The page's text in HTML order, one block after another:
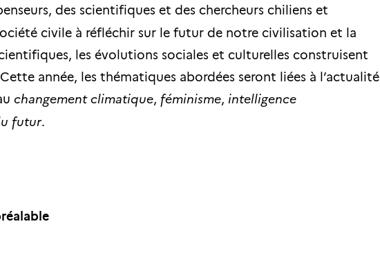
des scientifiques et des chercheurs chiliens et
civile à réfléchir sur le futur de notre civilisation et la
les évolutions sociales et culturelles construisent
année, les thématiques abordées seront liées à l’actualité
changement climatique, féminisme, intelligence
futur.